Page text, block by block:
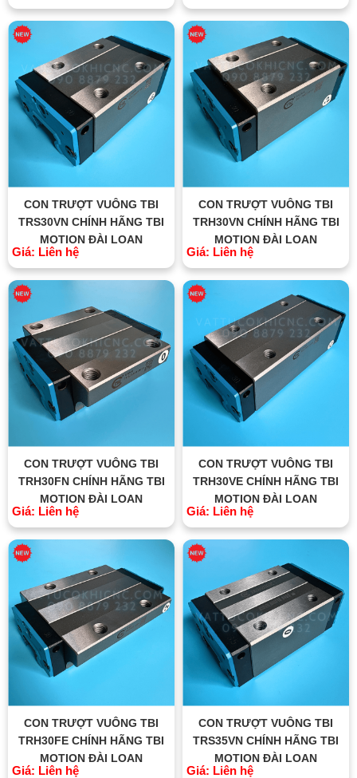
CON TRƯỢT VUÔNG TBI
TRS30VN CHÍNH HÃNG TBI
MOTION ĐÀI LOAN
Giá: Liên hệ
CON TRƯỢT VUÔNG TBI
TRH30VN CHÍNH HÃNG TBI
MOTION ĐÀI LOAN
Giá: Liên hệ
CON TRƯỢT VUÔNG TBI
TRH30FN CHÍNH HÃNG TBI
MOTION ĐÀI LOAN
Giá: Liên hệ
CON TRƯỢT VUÔNG TBI
TRH30VE CHÍNH HÃNG TBI
MOTION ĐÀI LOAN
Giá: Liên hệ
CON TRƯỢT VUÔNG TBI
TRH30FE CHÍNH HÃNG TBI
MOTION ĐÀI LOAN
Giá: Liên hệ
CON TRƯỢT VUÔNG TBI
TRS35VN CHÍNH HÃNG TBI
MOTION ĐÀI LOAN
Giá: Liên hệ